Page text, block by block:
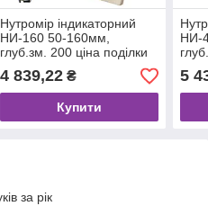
Нутромір індикаторний
НИ-160 50-160мм,
глуб.зм. 200 ціна поділки
0,01 мм, 10 вставок
MONAX
4 839,22₴
Купити
НИ-
5
за рік